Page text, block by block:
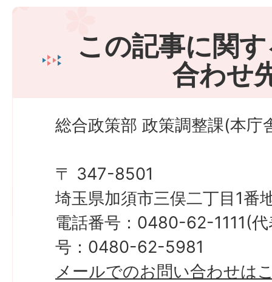
この記事に関
合わせ
総合政策部 政策調整課(本庁
〒 347-8501
埼玉県加須市三俣二丁目1番
電話番号：0480-62-1111(
号：0480-62-5981
メールでのお問い合わせは